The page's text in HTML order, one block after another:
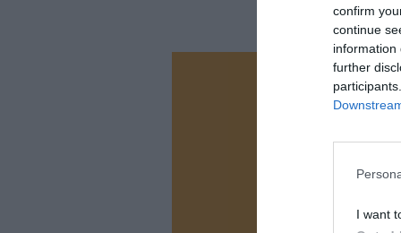
confirm
continue
information
further
I want
Vous